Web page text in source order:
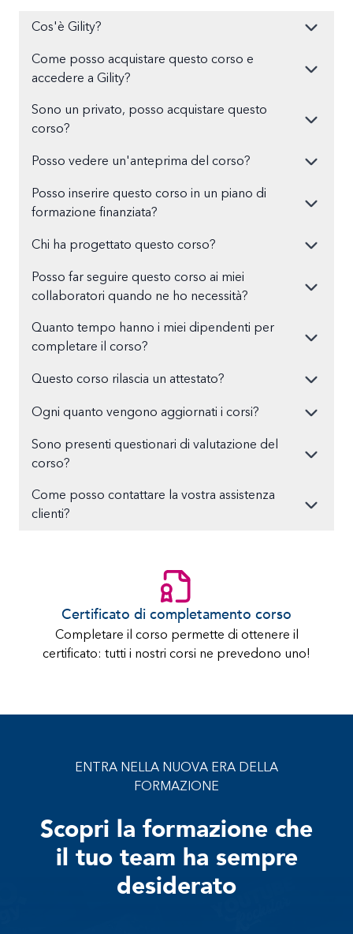
Cos'è Gility?
Come posso acquistare questo corso e
accedere a Gility?
Sono un privato, posso acquistare questo
corso?
Posso vedere un'anteprima del corso?
Posso inserire questo corso in un piano di
formazione finanziata?
Chi ha progettato questo corso?
Posso far seguire questo corso ai miei
collaboratori quando ne ho necessità?
Quanto tempo hanno i miei dipendenti per
completare il corso?
Questo corso rilascia un attestato?
Ogni quanto vengono aggiornati i corsi?
Sono presenti questionari di valutazione del
corso?
Come posso contattare la vostra assistenza
clienti?
Certificato di completamento corso
Completare il corso permette di ottenere il
certificato: tutti i nostri corsi ne prevedono uno!
ENTRA NELLA NUOVA ERA DELLA
FORMAZIONE
Scopri la formazione che
il tuo team ha sempre
desiderato